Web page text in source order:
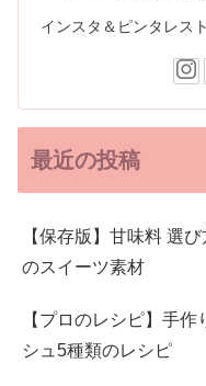
インスタ＆ピンタレス
最近の投稿
【保存版】甘味料 選
のスイーツ素材
【プロのレシピ】手
シュ5種類のレシピ